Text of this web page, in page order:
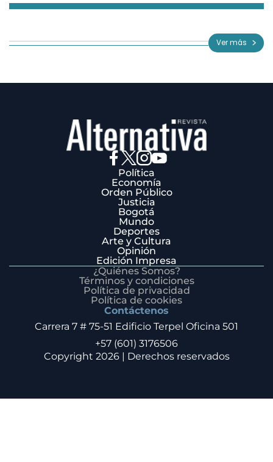
3
Ver más
Política
Economía
Orden Público
Justicia
Bogotá
Mundo
Deportes
Arte y Cultura
Opinión
Edición Impresa
¿Quiénes Somos?
Términos y condiciones
Política de privacidad
Política de cookies
Contáctenos
Carrera 7 # 75-51 Edificio Terpel Oficina 501
+57 (601) 3176506
Copyright 2026 | Derechos reservados